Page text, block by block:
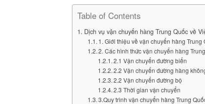
Table of Contents
Dịch vụ vận chuyển hàng Trung Quốc về
1. Giới thiệu về vận chuyển hàng Trung
2. Các hình thức vận chuyển hàng
2.1 Vận chuyển đường biển
2.2 Vận chuyển đường hàng
2.2 Vận chuyển đường bộ
2.3 Thời gian vận chuyển
3.Quy trình vận chuyển hàng Trung